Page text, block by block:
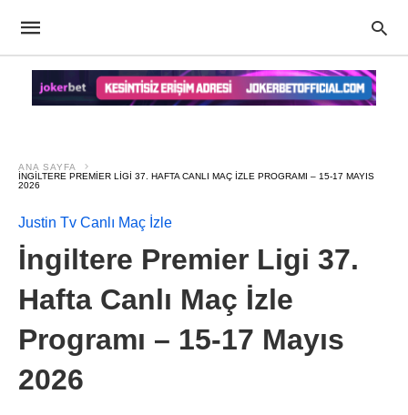
ANA SAYFA
İNGILTERE PREMIER LIGI 37. HAFTA CANLI MAÇ İZLE PROGRAMI – 15-17 MAYIS
2026
Justin Tv Canlı Maç İzle
İngiltere Premier Ligi 37.
Hafta Canlı Maç İzle
Programı – 15-17 Mayıs
2026